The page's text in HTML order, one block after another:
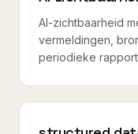
AI-zichtbaarheid
vermeldingen,
periodieke